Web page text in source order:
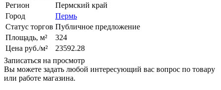
Регион
Пермский край
Город
Пермь
Статус торгов Публичное предложение
Площадь, м²
324
Цена руб./м²
23592.28
Записаться на просмотр
Вы можете задать любой интересующий вас вопрос по товару
или работе магазина.